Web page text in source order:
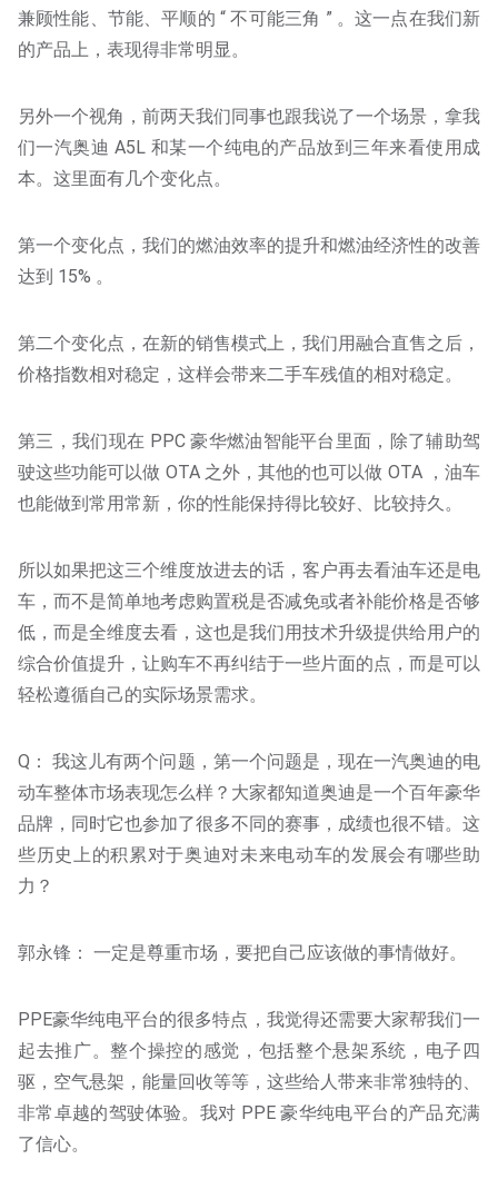
兼顾性能、节能、平顺的 “ 不可能三角 ” 。这一点在我们新
的产品上，表现得非常明显。
另外一个视角，前两天我们同事也跟我说了一个场景，拿我
们一汽奥迪 A5L 和某一个纯电的产品放到三年来看使用成
本。这里面有几个变化点。
第一个变化点，我们的燃油效率的提升和燃油经济性的改善
达到 15% 。
第二个变化点，在新的销售模式上，我们用融合直售之后，
价格指数相对稳定，这样会带来二手车残值的相对稳定。
第三，我们现在 PPC 豪华燃油智能平台里面，除了辅助驾
驶这些功能可以做 OTA 之外，其他的也可以做 OTA ，油车
也能做到常用常新，你的性能保持得比较好、比较持久。
所以如果把这三个维度放进去的话，客户再去看油车还是电
车，而不是简单地考虑购置税是否减免或者补能价格是否够
低，而是全维度去看，这也是我们用技术升级提供给用户的
综合价值提升，让购车不再纠结于一些片面的点，而是可以
轻松遵循自己的实际场景需求。
Q： 我这儿有两个问题，第一个问题是，现在一汽奥迪的电
动车整体市场表现怎么样？大家都知道奥迪是一个百年豪华
品牌，同时它也参加了很多不同的赛事，成绩也很不错。这
些历史上的积累对于奥迪对未来电动车的发展会有哪些助
力？
郭永锋： 一定是尊重市场，要把自己应该做的事情做好。
PPE豪华纯电平台的很多特点，我觉得还需要大家帮我们一
起去推广。整个操控的感觉，包括整个悬架系统，电子四
驱，空气悬架，能量回收等等，这些给人带来非常独特的、
非常卓越的驾驶体验。我对 PPE 豪华纯电平台的产品充满
了信心。